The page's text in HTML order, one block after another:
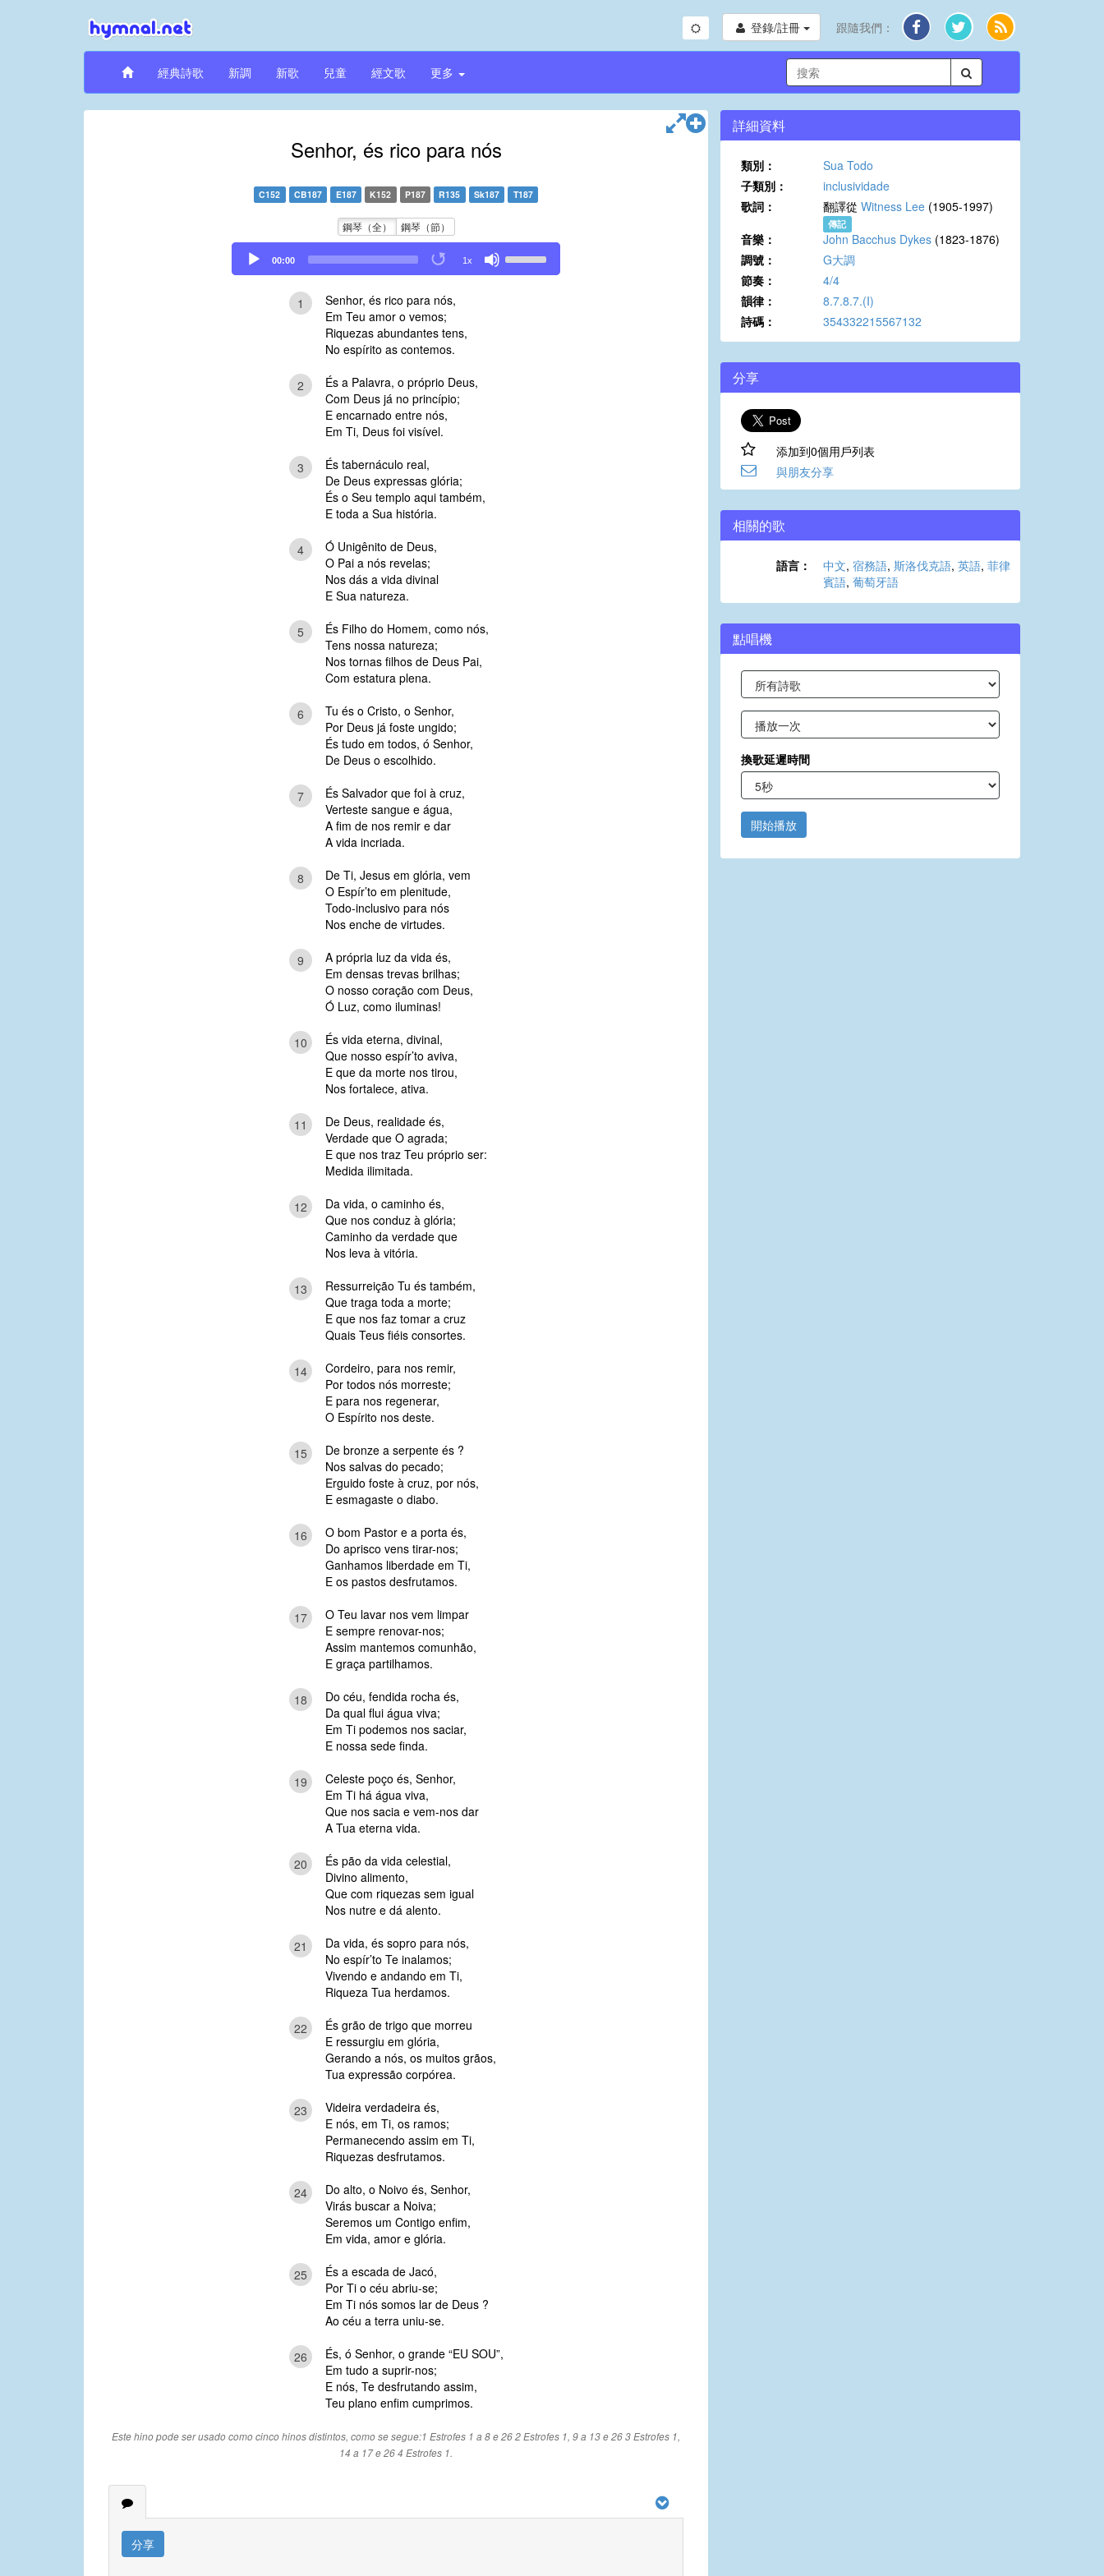
登錄/註冊 跟隨我們：
經典詩歌 新調 新歌 兒童 經文歌 更多
Senhor, és rico para nós
C152 CB187 E187 K152 P187 R135 Sk187 T187
鋼琴（全） 鋼琴（節）
Audio
Player
00:00 1x
Up/Down
1
Senhor, és rico para nós,
Em Teu amor o vemos;
Riquezas abundantes tens,
No espírito as contemos.
2
És a Palavra, o próprio Deus,
Com Deus já no princípio;
E encarnado entre nós,
Em Ti, Deus foi visível.
3
És tabernáculo real,
De Deus expressas glória;
És o Seu templo aqui também,
E toda a Sua história.
4
Ó Unigênito de Deus,
O Pai a nós revelas;
Nos dás a vida divinal
E Sua natureza.
5
És Filho do Homem, como nós,
Tens nossa natureza;
Nos tornas filhos de Deus Pai,
Com estatura plena.
6
Tu és o Cristo, o Senhor,
Por Deus já foste ungido;
És tudo em todos, ó Senhor,
De Deus o escolhido.
7
És Salvador que foi à cruz,
Verteste sangue e água,
A fim de nos remir e dar
A vida incriada.
8
De Ti, Jesus em glória, vem
O Espír’to em plenitude,
Todo-inclusivo para nós
Nos enche de virtudes.
9
A própria luz da vida és,
Em densas trevas brilhas;
O nosso coração com Deus,
Ó Luz, como iluminas!
10
És vida eterna, divinal,
Que nosso espír’to aviva,
E que da morte nos tirou,
Nos fortalece, ativa.
11
De Deus, realidade és,
Verdade que O agrada;
E que nos traz Teu próprio ser:
Medida ilimitada.
12
Da vida, o caminho és,
Que nos conduz à glória;
Caminho da verdade que
Nos leva à vitória.
13
Ressurreição Tu és também,
Que traga toda a morte;
E que nos faz tomar a cruz
Quais Teus fiéis consortes.
14
Cordeiro, para nos remir,
Por todos nós morreste;
E para nos regenerar,
O Espírito nos deste.
15
De bronze a serpente és ?
Nos salvas do pecado;
Erguido foste à cruz, por nós,
E esmagaste o diabo.
16
O bom Pastor e a porta és,
Do aprisco vens tirar-nos;
Ganhamos liberdade em Ti,
E os pastos desfrutamos.
17
O Teu lavar nos vem limpar
E sempre renovar-nos;
Assim mantemos comunhão,
E graça partilhamos.
18
Do céu, fendida rocha és,
Da qual flui água viva;
Em Ti podemos nos saciar,
E nossa sede finda.
19
Celeste poço és, Senhor,
Em Ti há água viva,
Que nos sacia e vem-nos dar
A Tua eterna vida.
20
És pão da vida celestial,
Divino alimento,
Que com riquezas sem igual
Nos nutre e dá alento.
21
Da vida, és sopro para nós,
No espír’to Te inalamos;
Vivendo e andando em Ti,
Riqueza Tua herdamos.
22
És grão de trigo que morreu
E ressurgiu em glória,
Gerando a nós, os muitos grãos,
Tua expressão corpórea.
23
Videira verdadeira és,
E nós, em Ti, os ramos;
Permanecendo assim em Ti,
Riquezas desfrutamos.
24
Do alto, o Noivo és, Senhor,
Virás buscar a Noiva;
Seremos um Contigo enfim,
Em vida, amor e glória.
25
És a escada de Jacó,
Por Ti o céu abriu-se;
Em Ti nós somos lar de Deus ?
Ao céu a terra uniu-se.
26
És, ó Senhor, o grande “EU SOU”,
Em tudo a suprir-nos;
E nós, Te desfrutando assim,
Teu plano enfim cumprimos.
Este hino pode ser usado como cinco hinos distintos, como se segue:1 Estrofes 1 a 8 e 26 2 Estrofes 1, 9 a 13 e 26 3 Estrofes 1,
14 a 17 e 26 4 Estrofes 1.
分享
詳細資料
類別：
Sua Todo
子類別：
inclusividade
歌詞：
翻譯從 Witness Lee (1905-1997)
傳記
音樂： John Bacchus Dykes (1823-1876)
調號：
G大調
節奏：
4/4
韻律：
8.7.8.7.(I)
詩碼：
354332215567132
分享
添加到0個用戶列表
與朋友分享
相關的歌
語言： 中文, 宿務語, 斯洛伐克語, 英語, 菲律
賓語, 葡萄牙語
點唱機
換歌延遲時間
開始播放